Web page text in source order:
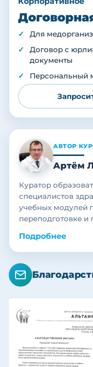
Для
Договор с
документы
Персональный
АВТОР
Артём
Куратор
специалистов
учебных модулей
переподготовке
Подробнее